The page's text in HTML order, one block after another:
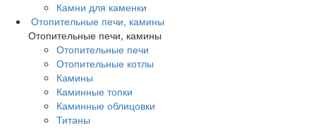
Камни для каменки
Отопительные печи, камины
Отопительные печи, камины
Отопительные печи
Отопительные котлы
Камины
Каминные топки
Каминные облицовки
Титаны